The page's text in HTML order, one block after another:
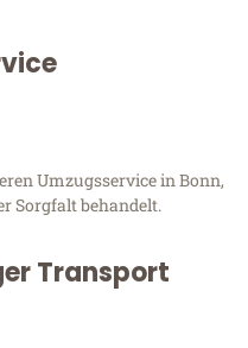
Umzugsservice in Bonn,
Sorgfalt behandelt.
Transport